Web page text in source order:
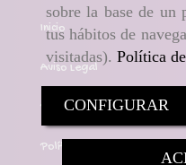
sobre la base de un
tus hábitos de
visitadas). Política
CONFIGURAR
Inicio
Aviso Legal
Política de cookies
Política de Privacidad